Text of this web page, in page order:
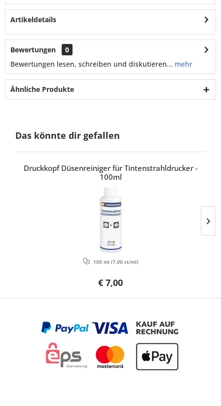
Artikeldetails
Bewertungen
0
Bewertungen lesen, schreiben und diskutieren... mehr
Ähnliche Produkte
Das könnte dir gefallen
Druckkopf Düsenreiniger für Tintenstrahldrucker -
100ml
€ 7,00
100 ml (7,00 ct/ml)